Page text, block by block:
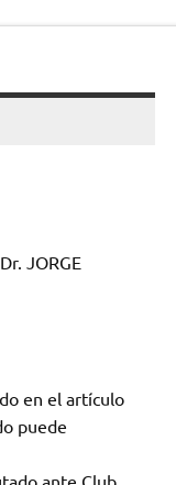
JORGE
en el artículo
puede